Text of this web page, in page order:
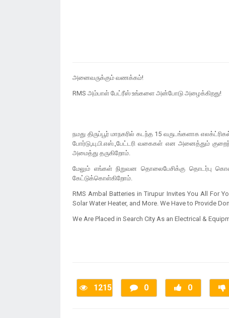
அனைவருக்கும் வணக்கம்!
RMS அம்பாள் பேட்ரீஸ் உங்களை அன்போடு அழைக்கிறது!
நமது திருப்பூர் மாநகரில் கடந்த 15 வருடங்களாக
போர்டு,யு.பி.எஸ்.,பேட்டரி வகைகள் என அனைத்தும்
அமைத்து தருகிறோம்.
மேலும் எங்கள் நிறுவன தொலைபேசிக்கு தொடர்பு
கேட்டுக்கொள்கிறோம்.
RMS Ambal Batteries in Tirupur Invites You All For
Solar Water Heater, and More. We Have to Provide
We Are Placed in Search City As an Electrical &
1215 0 0